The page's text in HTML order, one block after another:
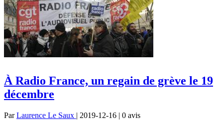
À Radio France, un regain de grève le 19
décembre
ParLaurence Le Saux | 2019-12-16 | 0 avis